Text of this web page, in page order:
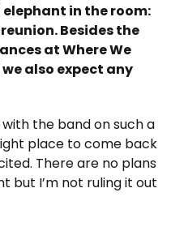
elephant in the room:
Besides the
at Where We
also expect any
the band on such a
place to come back
There are no plans
but I’m not ruling it out